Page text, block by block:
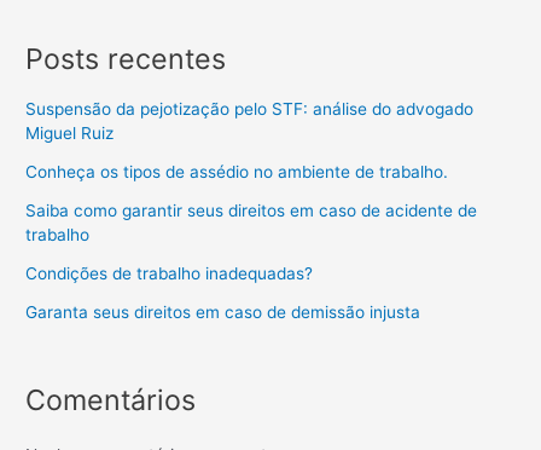
Posts recentes
Suspensão da pejotização pelo STF: análise do advogado
Miguel Ruiz
Conheça os tipos de assédio no ambiente de trabalho.
Saiba como garantir seus direitos em caso de acidente de
trabalho
Condições de trabalho inadequadas?
Garanta seus direitos em caso de demissão injusta
Comentários